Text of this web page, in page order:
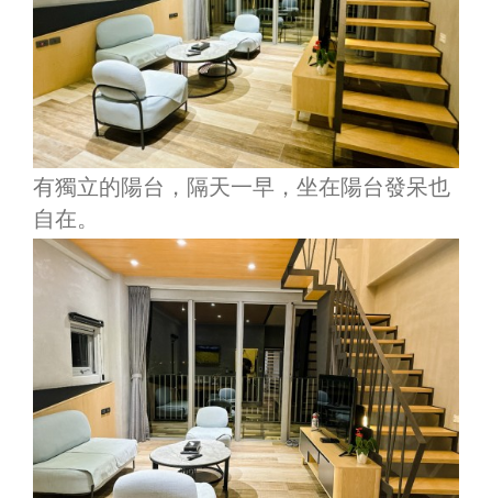
有獨立的陽台，隔天一早，坐在陽台發呆也
自在。